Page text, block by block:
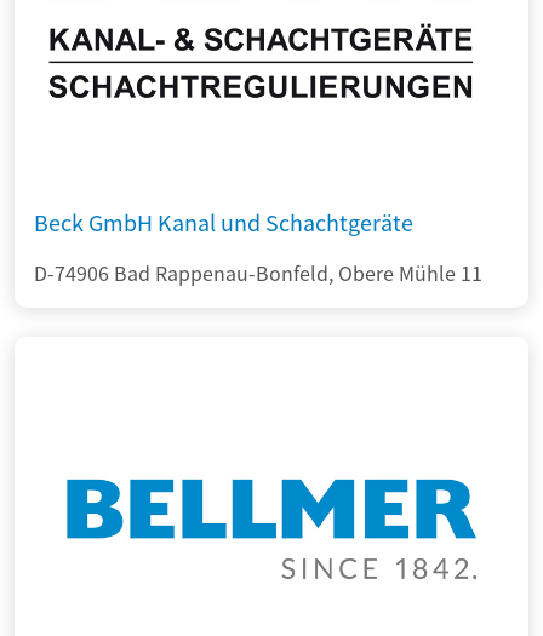
Beck GmbH Kanal und Schachtgeräte
D-74906 Bad Rappenau-Bonfeld, Obere Mühle 11